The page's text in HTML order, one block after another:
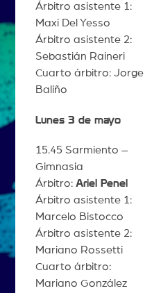
Árbitro asistente 1:
Maxi Del Yesso
Árbitro asistente 2:
Sebastián Raineri
Cuarto árbitro: Jorge
Baliño
Lunes 3 de mayo
15.45 Sarmiento –
Gimnasia
Árbitro: Ariel Penel
Árbitro asistente 1:
Marcelo Bistocco
Árbitro asistente 2:
Mariano Rossetti
Cuarto árbitro:
Mariano González